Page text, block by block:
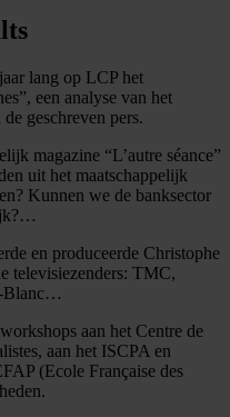
lang op LCP het
een analyse van het
geschreven pers.
magazine “L’autre séance”
uit het maatschappelijk
Kunnen we de banksector
en produceerde Christophe
televisiezenders: TMC,
Blanc…
aan het Centre de
aan het ISCPA en
(Ecole Française des